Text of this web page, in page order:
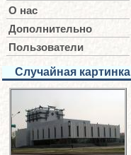
О нас
Дополнительно
Пользователи
Случайная картинка